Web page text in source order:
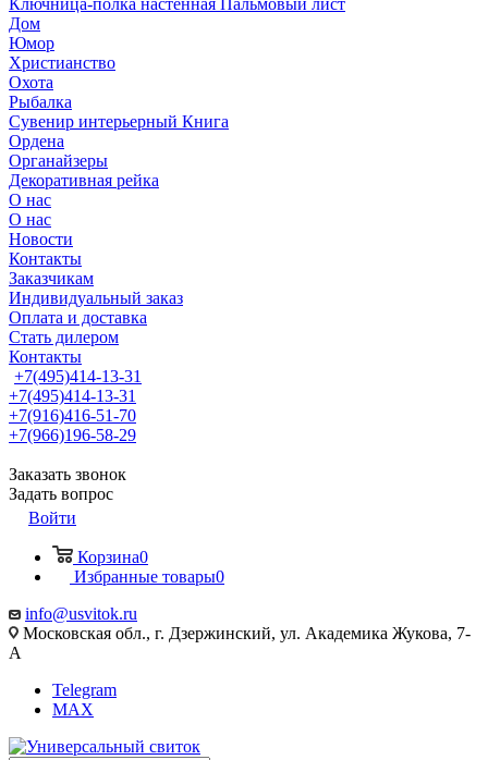
Ключница-полка настенная Пальмовый лист
Дом
Юмор
Христианство
Охота
Рыбалка
Сувенир интерьерный Книга
Ордена
Органайзеры
Декоративная рейка
О нас
О нас
Новости
Контакты
Заказчикам
Индивидуальный заказ
Оплата и доставка
Стать дилером
Контакты
+7(495)414-13-31
+7(495)414-13-31
+7(916)416-51-70
+7(966)196-58-29
Заказать звонок
Задать вопрос
Войти
Корзина0
Избранные товары0
info@usvitok.ru
Московская обл., г. Дзержинский, ул. Академика Жукова, 7-
А
Telegram
MAX